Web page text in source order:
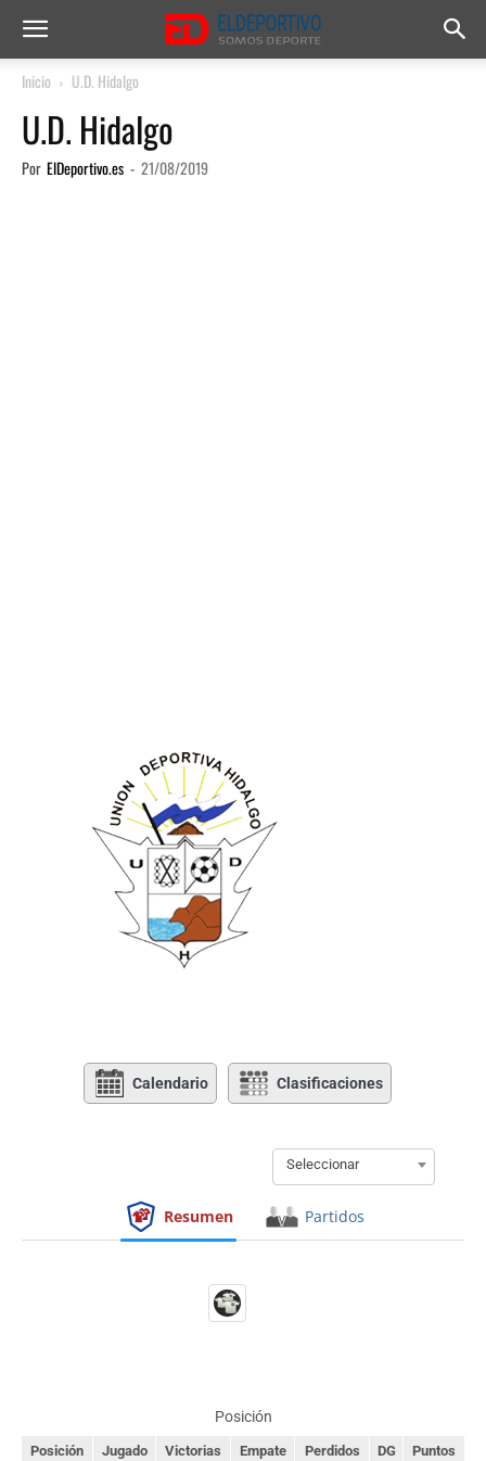
Inicio U.D. Hidalgo
U.D. Hidalgo
Por ElDeportivo.es - 21/08/2019
Calendario Clasificaciones
Seleccionar
Resumen Partidos
Posición
Posición Jugado Victorias Empate Perdidos DG
Puntos